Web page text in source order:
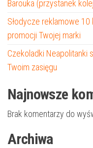
Barouka (przystanek
Słodycze reklamowe
promocji Twojej marki
Czekoladki Neapolitanki
Twoim zasięgu
Najnowsze
Brak komentarzy do
Archiwa